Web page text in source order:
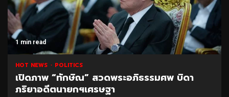
1 min read
HOT NEWS POLITICS
เปิดภาพ “ทักษิณ” สวดพระอภิธรรมศพ บิดา
ภริยาอดีตนายกฯเศรษฐา